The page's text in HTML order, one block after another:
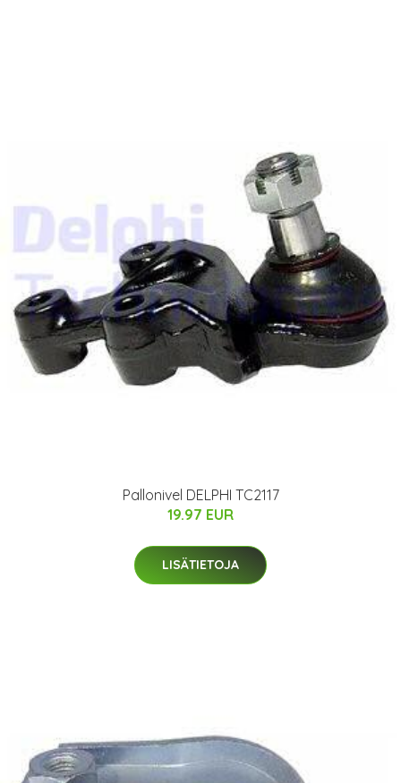
Pallonivel DELPHI TC2117
19.97 EUR
LISÄTIETOJA